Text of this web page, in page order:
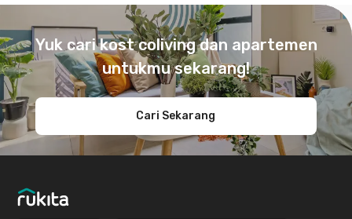
Yuk cari kost coliving dan apartemen
untukmu sekarang!
Cari Sekarang